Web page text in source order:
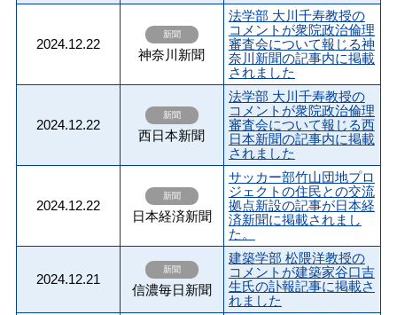
2024.12.22
新聞
神奈川新聞
法学部 大川千寿教授の
コメントが衆院政治倫理
審査会について報じる神
奈川新聞の記事内に掲載
されました
2024.12.22
新聞
西日本新聞
法学部 大川千寿教授の
コメントが衆院政治倫理
審査会について報じる西
日本新聞の記事内に掲載
されました
2024.12.22
新聞
日本経済新聞
サッカー部竹山団地プロ
ジェクトの住民との交流
拠点新設の記事が日本経
済新聞に掲載されまし
た。
2024.12.21
新聞
信濃毎日新聞
建築学部 松隈洋教授の
コメントが建築家谷口吉
生氏の訃報記事に掲載さ
れました